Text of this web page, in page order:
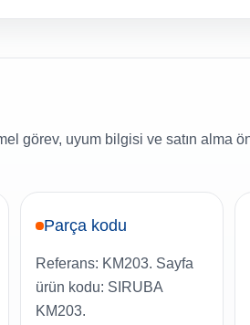
görev, uyum bilgisi ve satın alma
Parça kodu
Referans: KM203. Sayfa
ürün kodu: SIRUBA
KM203.